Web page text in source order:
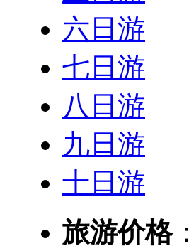
六日游
七日游
八日游
九日游
十日游
旅游价格：